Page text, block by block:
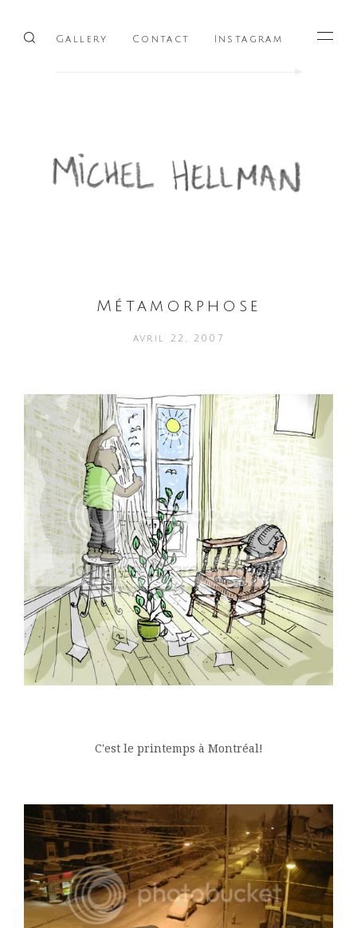
Menu
Gallery Contact Instagram
Métamorphose
avril 22, 2007
C'est le printemps à Montréal!